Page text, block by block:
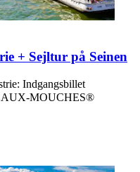
+ Sejltur på Seinen
Indgangsbillet
MOUCHES®